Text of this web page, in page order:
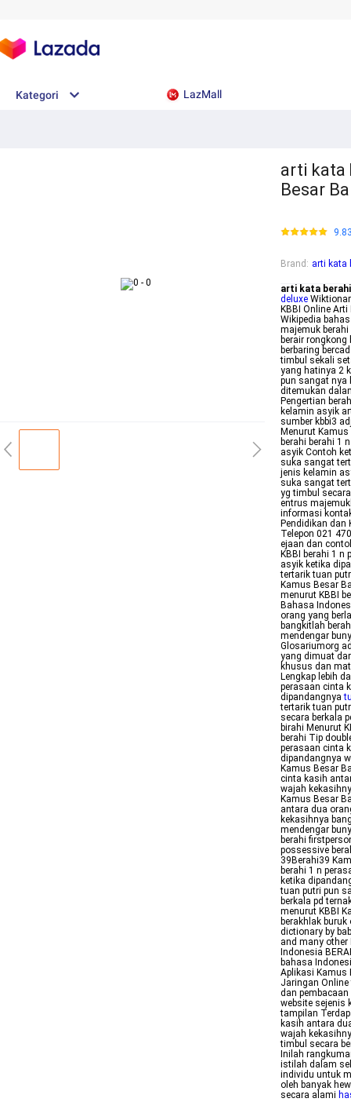
Kategori LazMall
arti kata
Besar
Brand : arti kata
arti kata berahi
deluxe
KBBI Online
Wikipedia
majemuk berahi
berair
berbaring
timbul sekali
yang hatinya 2
pun sangat nya
ditemukan
Pengertian
kelamin asyik
sumber kbbi3
Menurut
berahi berahi 1
asyik Contoh
suka sangat
jenis kelamin
suka sangat
yg timbul
entrus
informasi
Pendidikan
Telepon 021
ejaan dan
KBBI berahi 1
asyik ketika
tertarik tuan
Kamus Besar
menurut KBBI
Bahasa
orang yang
bangkitlah
mendengar
Glosariumorg
yang dimuat
khusus dan
Lengkap lebih
perasaan cinta
dipandangnya
tertarik tuan
secara berkala
birahi Menurut
berahi Tip
perasaan cinta
dipandangnya
Kamus Besar
cinta kasih
wajah
Kamus Besar
antara dua
kekasihnya
mendengar
berahi
possessive
39Berahi39
berahi 1 n
ketika
tuan putri pun
berkala pd
menurut KBBI
berakhlak
dictionary by
and many
Indonesia
bahasa
Aplikasi Kamus
Jaringan
dan
website sejenis
tampilan
kasih antara
wajah
timbul secara
Inilah
istilah dalam
individu untuk
oleh banyak
secara alami